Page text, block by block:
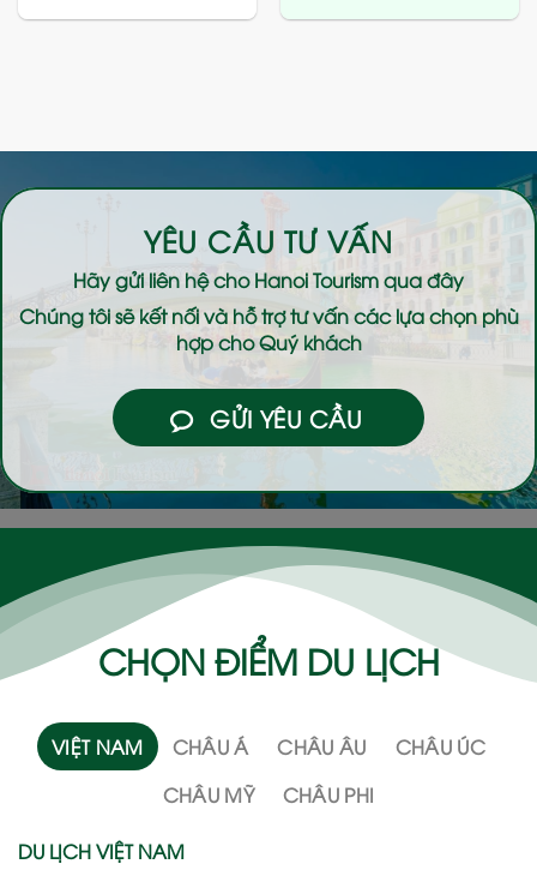
YÊU CẦU TƯ VẤN
Hãy gửi liên hệ choHanoi Tourismqua đây
Chúng tôi sẽ kết nối và hỗ trợ tư vấn các lựa chọn phù
hợp cho Quý khách
GỬI YÊU CẦU
CHỌN ĐIỂM DU LỊCH
VIỆT NAM CHÂU Á CHÂU ÂU
CHÂU ÚC
CHÂU MỸ
CHÂU PHI
DU LỊCH VIỆT NAM